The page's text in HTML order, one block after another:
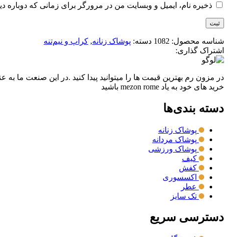
ذخیره نام، ایمیل و وبسایت من در مرورگر برای زمانی که دوباره
شناسه محصول: 1082 دسته: پوشاک زنانه, کراپ و نیم‌تنه
اشتراک گذاری:
در مزون رم بهترین قیمت ها را میتوانید پیدا کنید .در این صنعت ما
خرید های خود به یاد mezon rome باشید
دسته بندی‌ها
پوشاک زنانه
پوشاک مردانه
پوشاک ورزشی
کیف
کفش
اکسسوری
عطر
تک سایز
دسترسی سریع